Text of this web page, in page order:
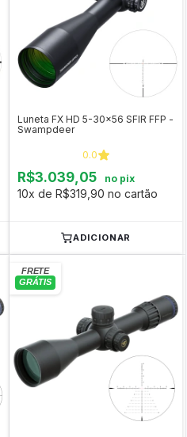
Luneta FX HD 5-30x56 SFIR FFP -
Swampdeer
0.0
R$3.039,05 no pix
10x de R$319,90 no cartão
ADICIONAR